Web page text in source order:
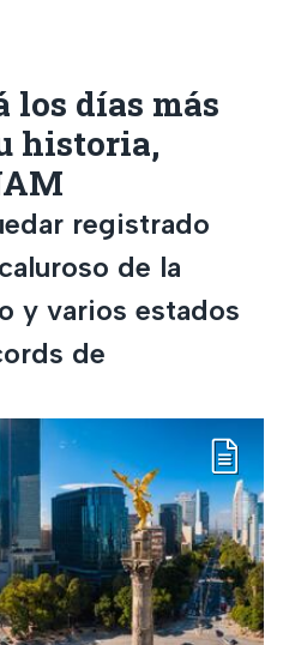
días más
historia,
registrado
de la
y varios estados
de